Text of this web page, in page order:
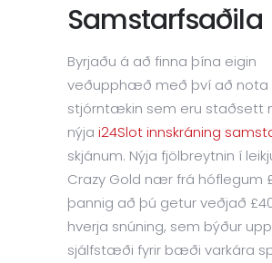
Samstarfsaðila
Byrjaðu á að finna þína eigin
veðupphæð með því að nota
stjórntækin sem eru staðsett
nýja i24Slot innskráning
skjánum. Nýja fjölbreytnin í
Crazy Gold nær frá hóflegum
þannig að þú getur veðjað
hverja snúning, sem býður
sjálfstæði fyrir bæði varkára